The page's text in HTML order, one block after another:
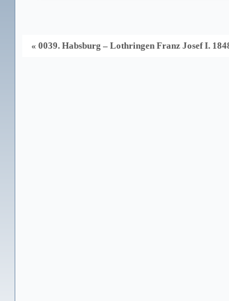
« 0039. Habsburg – Lothringen Franz Josef I.